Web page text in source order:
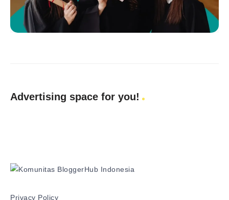
Advertising space for you!
Privacy Policy